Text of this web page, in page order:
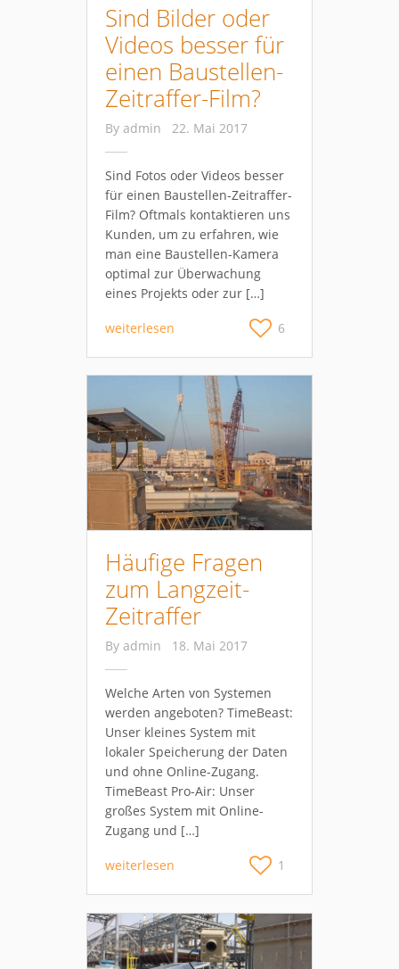
Sind Bilder oder
Videos besser für
einen Baustellen-
Zeitraffer-Film?
By admin 22. Mai 2017
Sind Fotos oder Videos besser
für einen Baustellen-Zeitraffer-
Film? Oftmals kontaktieren uns
Kunden, um zu erfahren, wie
man eine Baustellen-Kamera
optimal zur Überwachung
eines Projekts oder zur […]
weiterlesen 6
Häufige Fragen
zum Langzeit-
Zeitraffer
By admin 18. Mai 2017
Welche Arten von Systemen
werden angeboten? TimeBeast:
Unser kleines System mit
lokaler Speicherung der Daten
und ohne Online-Zugang.
TimeBeast Pro-Air: Unser
großes System mit Online-
Zugang und […]
weiterlesen 1